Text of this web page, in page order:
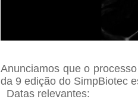
Anunciamos que o
da 9 edição do SimpBiotec
Datas relevantes: